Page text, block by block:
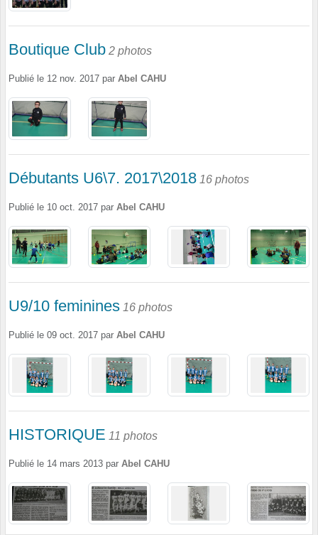
Boutique Club 2 photos
Publié le 12 nov. 2017 par Abel CAHU
Débutants U6\7. 2017\2018 16 photos
Publié le 10 oct. 2017 par Abel CAHU
U9/10 feminines 16 photos
Publié le 09 oct. 2017 par Abel CAHU
HISTORIQUE 11 photos
Publié le 14 mars 2013 par Abel CAHU